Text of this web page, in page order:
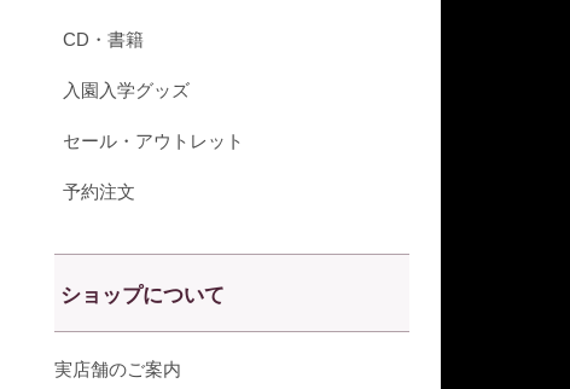
CD・書籍
入園入学グッズ
セール・アウトレット
予約注文
ショップについて
実店舗のご案内